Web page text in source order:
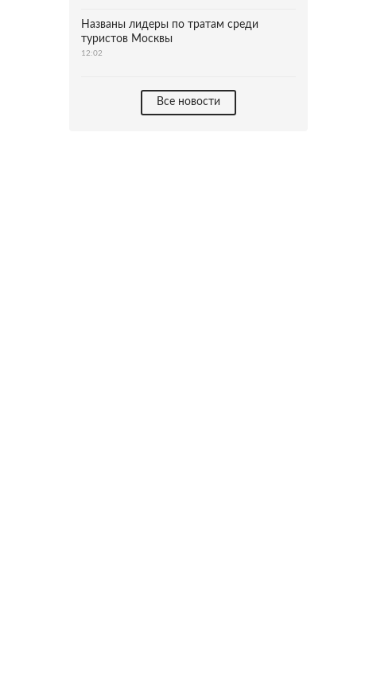
Названы лидеры по тратам среди
туристов Москвы
12:02
Все новости